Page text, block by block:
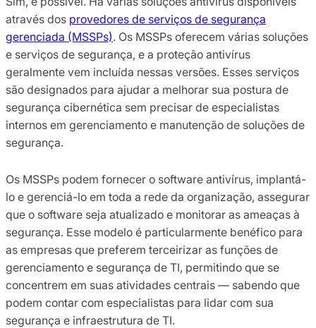
através dos provedores de serviços de segurança
gerenciada (MSSPs). Os MSSPs oferecem várias soluções
e serviços de segurança, e a proteção antivírus
geralmente vem incluída nessas versões. Esses serviços
são designados para ajudar a melhorar sua postura de
segurança cibernética sem precisar de especialistas
internos em gerenciamento e manutenção de soluções de
segurança.
Os MSSPs podem fornecer o software antivírus, implantá-
lo e gerenciá-lo em toda a rede da organização, assegurar
que o software seja atualizado e monitorar as ameaças à
segurança. Esse modelo é particularmente benéfico para
as empresas que preferem terceirizar as funções de
gerenciamento e segurança de TI, permitindo que se
concentrem em suas atividades centrais — sabendo que
podem contar com especialistas para lidar com sua
segurança e infraestrutura de TI.